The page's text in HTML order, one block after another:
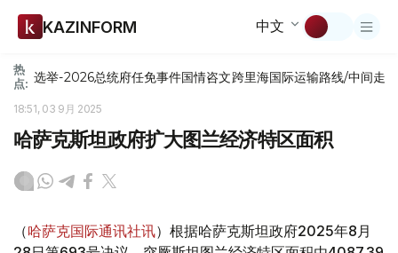
KAZINFORM 中文
热
点: 选举-2026总统府任免事件国情咨文跨里海国际运输路线/中间走廊
18:51, 03 9月 2025
哈萨克斯坦政府扩大图兰经济特区面积
（哈萨克国际通讯社讯）根据哈萨克斯坦政府2025年8月